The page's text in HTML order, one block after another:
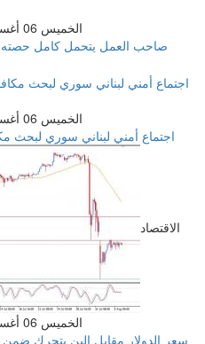
الخميس 06 أغسطس 2026 02:14 صباحاً
صاحب العمل يتحمل كامل حصته
الخميس 06 أغسطس 2026 05:14 صباحاً
اجتماع أمني لبناني سوري لبحث
الاقتصاد
الخميس 06 أغسطس 2026 06:37 صباحاً
سعر الدولار مقابل الين يتحرك